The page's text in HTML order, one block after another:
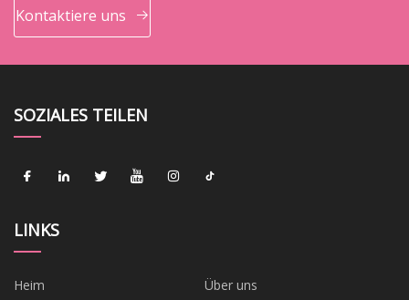
Kontaktiere uns
SOZIALES TEILEN
LINKS
Heim
Über uns